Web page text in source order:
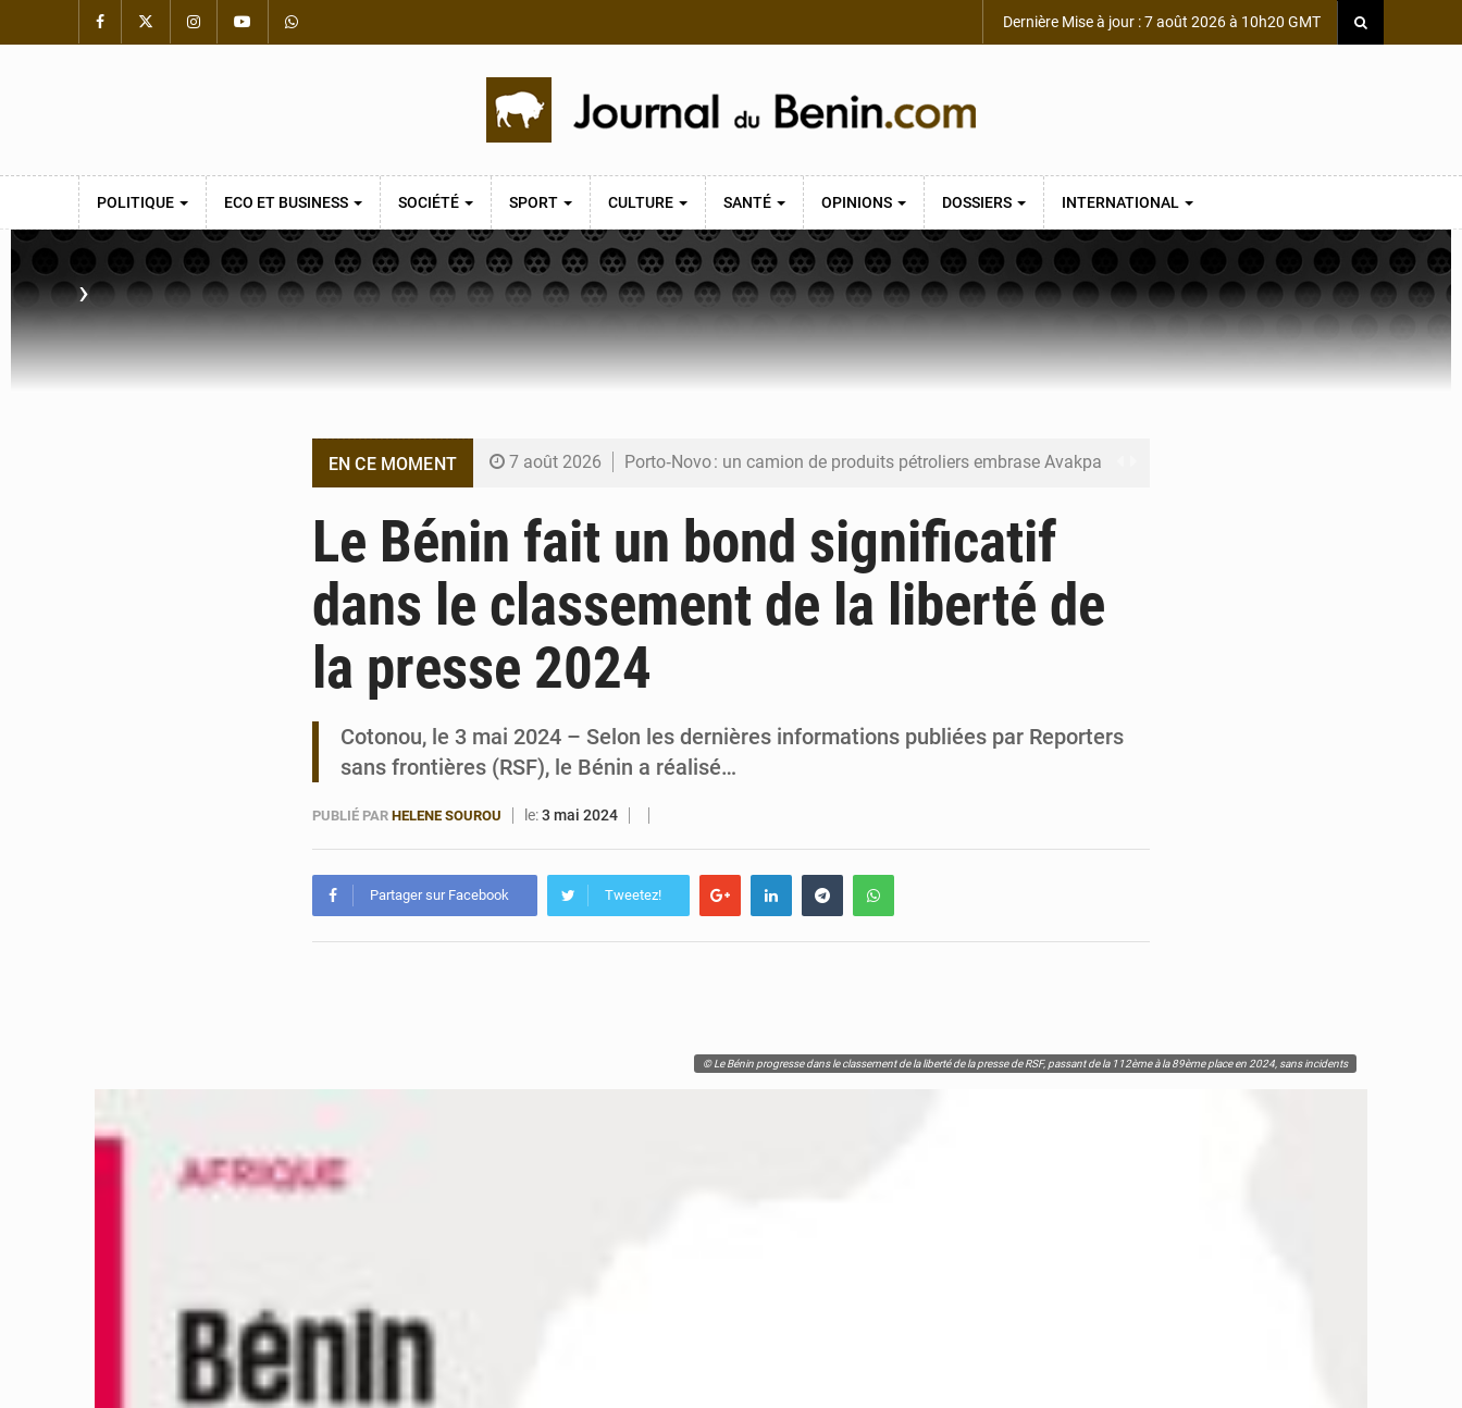
Dernière Mise à jour : 7 août 2026 à 10h20 GMT
POLITIQUE ECO ET BUSINESS SOCIÉTÉ SPORT CULTURE SANTÉ OPINIONS DOSSIERS INTERNATIONAL
›
EN CE MOMENT 7 août 2026 Porto‑Novo : un camion de produits pétroliers embrase Avakpa
6 août 2026 Bénin : Djogbénou inspecte le chantier du siège de l’Assemblée
6 août 2026 Bénin et Canada scellent un partenariat inédit
6 août 2026 Bénin : Le CEG La Verdure de Ouèdo fait sa mue pour la rentrée
Le Bénin fait un bond significatif
dans le classement de la liberté de
la presse 2024
Cotonou, le 3 mai 2024 – Selon les dernières informations publiées par Reporters
sans frontières (RSF), le Bénin a réalisé…
PUBLIÉ PAR HELENE SOUROU le:3 mai 2024
Partager sur Facebook Tweetez!
© Le Bénin progresse dans le classement de la liberté de la presse de RSF, passant de la 112ème à la 89ème place en 2024, sans incidents